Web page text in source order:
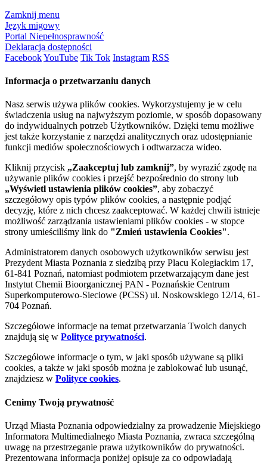
Zamknij menu
Język migowy
Portal Niepełnosprawność
Deklaracja dostępności
FacebookYouTube Tik Tok Instagram RSS
Informacja o przetwarzaniu danych
Nasz serwis używa plików cookies. Wykorzystujemy je w celu
świadczenia usług na najwyższym poziomie, w sposób dopasowany
do indywidualnych potrzeb Użytkowników. Dzięki temu możliwe
jest także korzystanie z narzędzi analitycznych oraz udostępnianie
funkcji mediów społecznościowych i odtwarzacza wideo.
Kliknij przycisk „Zaakceptuj lub zamknij”, by wyrazić zgodę na
używanie plików cookies i przejść bezpośrednio do strony lub
„Wyświetl ustawienia plików cookies”, aby zobaczyć
szczegółowy opis typów plików cookies, a następnie podjąć
decyzję, które z nich chcesz zaakceptować. W każdej chwili istnieje
możliwość zarządzania ustawieniami plików cookies - w stopce
strony umieściliśmy link do "Zmień ustawienia Cookies".
Administratorem danych osobowych użytkowników serwisu jest
Prezydent Miasta Poznania z siedzibą przy Placu Kolegiackim 17,
61-841 Poznań, natomiast podmiotem przetwarzającym dane jest
Instytut Chemii Bioorganicznej PAN - Poznańskie Centrum
Superkomputerowo-Sieciowe (PCSS) ul. Noskowskiego 12/14, 61-
704 Poznań.
Szczegółowe informacje na temat przetwarzania Twoich danych
znajdują się w Polityce prywatności.
Szczegółowe informacje o tym, w jaki sposób używane są pliki
cookies, a także w jaki sposób można je zablokować lub usunąć,
znajdziesz w Polityce cookies.
Cenimy Twoją prywatność
Urząd Miasta Poznania odpowiedzialny za prowadzenie Miejskiego
Informatora Multimedialnego Miasta Poznania, zwraca szczególną
uwagę na przestrzeganie prawa użytkowników do prywatności.
Prezentowana informacja poniżej opisuje za co odpowiadają